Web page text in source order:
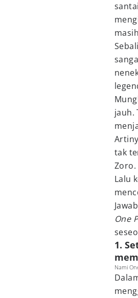
jauh.
tak
Zoro.
Lalu
One
1.
Nami